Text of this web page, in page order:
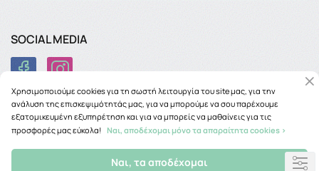
SOCIAL MEDIA
Copyright © 2026 phancy.gr
Χρησιμοποιούμε cookies για τη σωστή λειτουργία του site μας, για την
ανάλυση της επισκεψιμότητάς μας, για να μπορούμε να σου παρέχουμε
εξατομικευμένη εξυπηρέτηση και για να μπορείς να μαθαίνεις για τις
προσφορές μας εύκολα! Ναι, αποδέχομαι μόνο τα απαραίτητα cookies >
Ναι, τα αποδέχομαι